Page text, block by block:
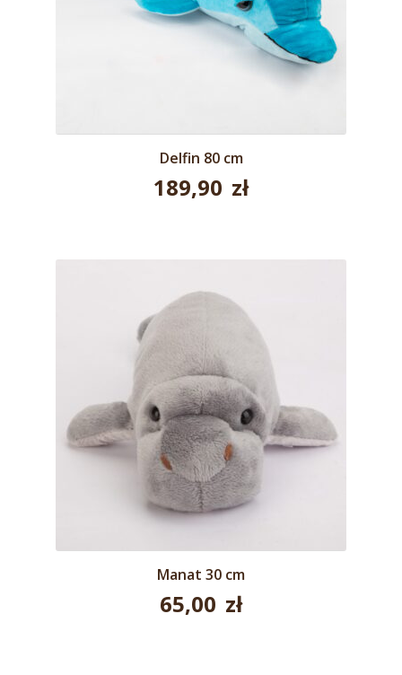
Delfin 80 cm
189,90 zł
Manat 30 cm
65,00 zł